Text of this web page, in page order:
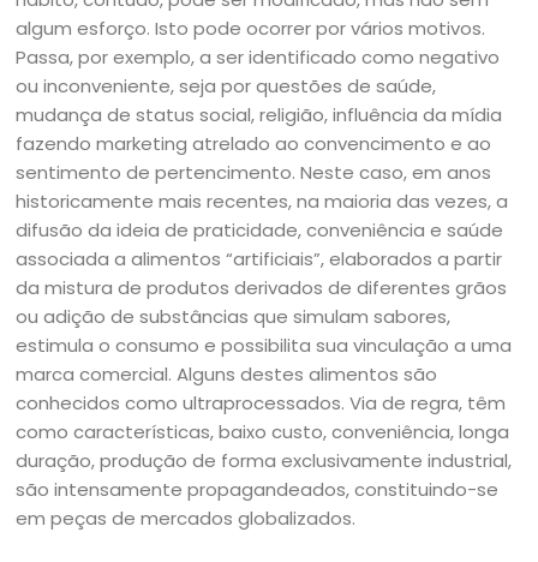
algum esforço. Isto pode ocorrer por vários motivos.
Passa, por exemplo, a ser identificado como negativo
ou inconveniente, seja por questões de saúde,
mudança de status social, religião, influência da mídia
fazendo marketing atrelado ao convencimento e ao
sentimento de pertencimento. Neste caso, em anos
historicamente mais recentes, na maioria das vezes, a
difusão da ideia de praticidade, conveniência e saúde
associada a alimentos “artificiais”, elaborados a partir
da mistura de produtos derivados de diferentes grãos
ou adição de substâncias que simulam sabores,
estimula o consumo e possibilita sua vinculação a uma
marca comercial. Alguns destes alimentos são
conhecidos como ultraprocessados. Via de regra, têm
como características, baixo custo, conveniência, longa
duração, produção de forma exclusivamente industrial,
são intensamente propagandeados, constituindo-se
em peças de mercados globalizados.